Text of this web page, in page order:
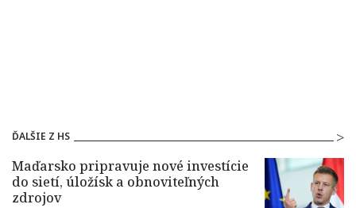
ĎALŠIE Z HS
Maďarsko pripravuje nové investície
do sietí, úložísk a obnoviteľných
zdrojov